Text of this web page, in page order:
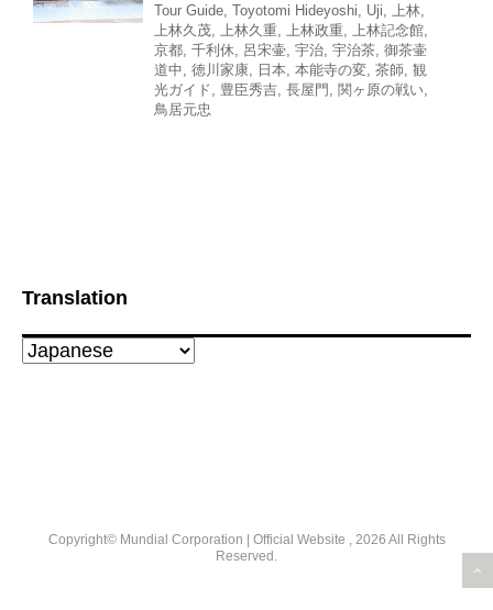
Tour Guide, Toyotomi Hideyoshi, Uji, 上林,
上林久茂, 上林久重, 上林政重, 上林記念館,
京都, 千利休, 呂宋壷, 宇治, 宇治茶, 御茶壷
道中, 徳川家康, 日本, 本能寺の変, 茶師, 観
光ガイド, 豊臣秀吉, 長屋門 , 関ヶ原の戦い,
鳥居元忠
Translation
Copyright© Mundial Corporation | Official Website , 2026 All Rights
Reserved.